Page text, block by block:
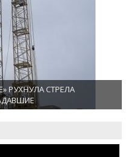
РУХНУЛА СТРЕЛА